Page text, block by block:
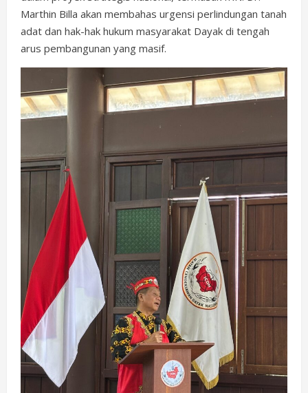
Marthin Billa akan membahas urgensi perlindungan tanah
adat dan hak-hak hukum masyarakat Dayak di tengah
arus pembangunan yang masif.